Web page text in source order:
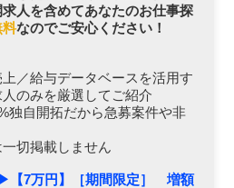
人を含めてあなたのお仕事探
料なのでご安心ください！
上／給与データベースを活用す
のみを厳選してご紹介
独自開拓だから急募案件や非
切掲載しません
7万円】［期間限定］ 増額